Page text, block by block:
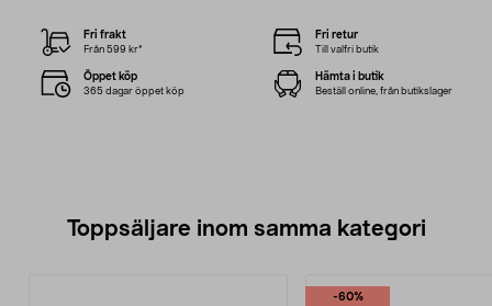
Fri frakt
Från 599 kr*
Fri retur
Till valfri butik
Öppet köp
365 dagar öppet köp
Hämta i butik
Beställ online, från butikslager
Toppsäljare inom samma kategori
-60%